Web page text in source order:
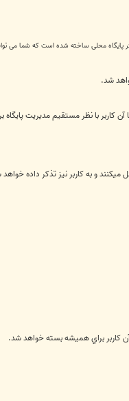
محلی ساخته شده است که شما می
شد.
با نظر مستقیم مدیریت پایگاه
و به کاربر نیز تذکر داده
کاربر براي هميشه بسته خواهد شد.